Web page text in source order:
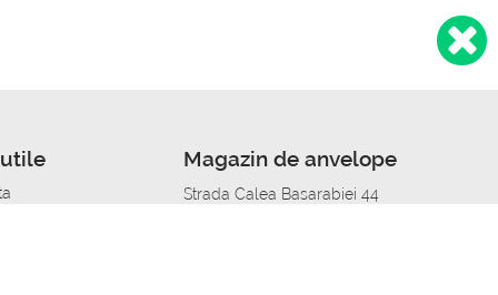
Magazin de anvelope
Strada Calea Basarabiei 44